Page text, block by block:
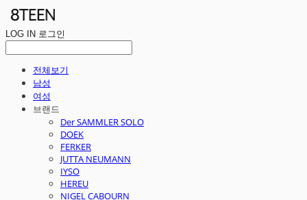
LOG IN 로그인
전체보기
남성
여성
브랜드
Der SAMMLER SOLO
DOEK
FERKER
JUTTA NEUMANN
IYSO
HEREU
NIGEL CABOURN